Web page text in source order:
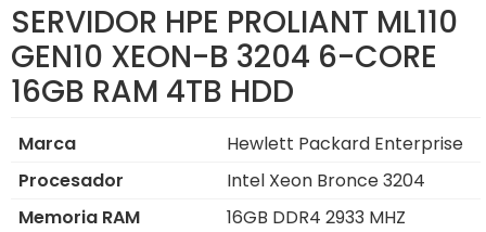
SERVIDOR HPE PROLIANT ML110
GEN10 XEON-B 3204 6-CORE
16GB RAM 4TB HDD
Marca
Hewlett Packard Enterprise
Procesador
Intel Xeon Bronce 3204
Memoria RAM
16GB DDR4 2933 MHZ